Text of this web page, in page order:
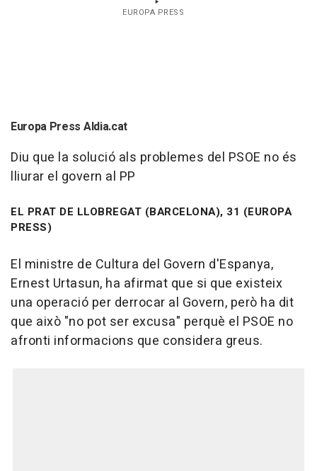
EUROPA PRESS
Europa Press Aldia.cat
Diu que la solució als problemes del PSOE no és
lliurar el govern al PP
EL PRAT DE LLOBREGAT (BARCELONA), 31 (EUROPA
PRESS)
El ministre de Cultura del Govern d'Espanya,
Ernest Urtasun, ha afirmat que si que existeix
una operació per derrocar al Govern, però ha dit
que això "no pot ser excusa" perquè el PSOE no
afronti informacions que considera greus.